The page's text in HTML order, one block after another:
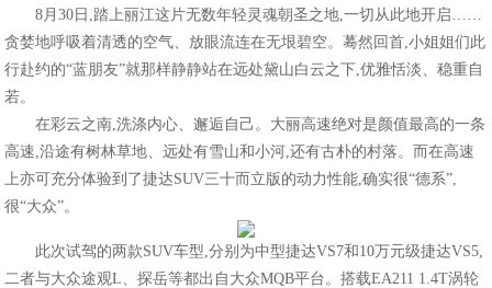
8月30日,踏上丽江这片无数年轻灵魂朝圣之地,一切从此地开启……
贪婪地呼吸着清透的空气、放眼流连在无垠碧空。蓦然回首,小姐姐们此
行赴约的“蓝朋友”就那样静静站在远处黛山白云之下,优雅恬淡、稳重自
若。
在彩云之南,洗涤内心、邂逅自己。大丽高速绝对是颜值最高的一条
高速,沿途有树林草地、远处有雪山和小河,还有古朴的村落。而在高速
上亦可充分体验到了捷达SUV三十而立版的动力性能,确实很“德系”,
很“大众”。
此次试驾的两款SUV车型,分别为中型捷达VS7和10万元级捷达VS5,
二者与大众途观L、探岳等都出自大众MQB平台。搭载EA211 1.4T涡轮